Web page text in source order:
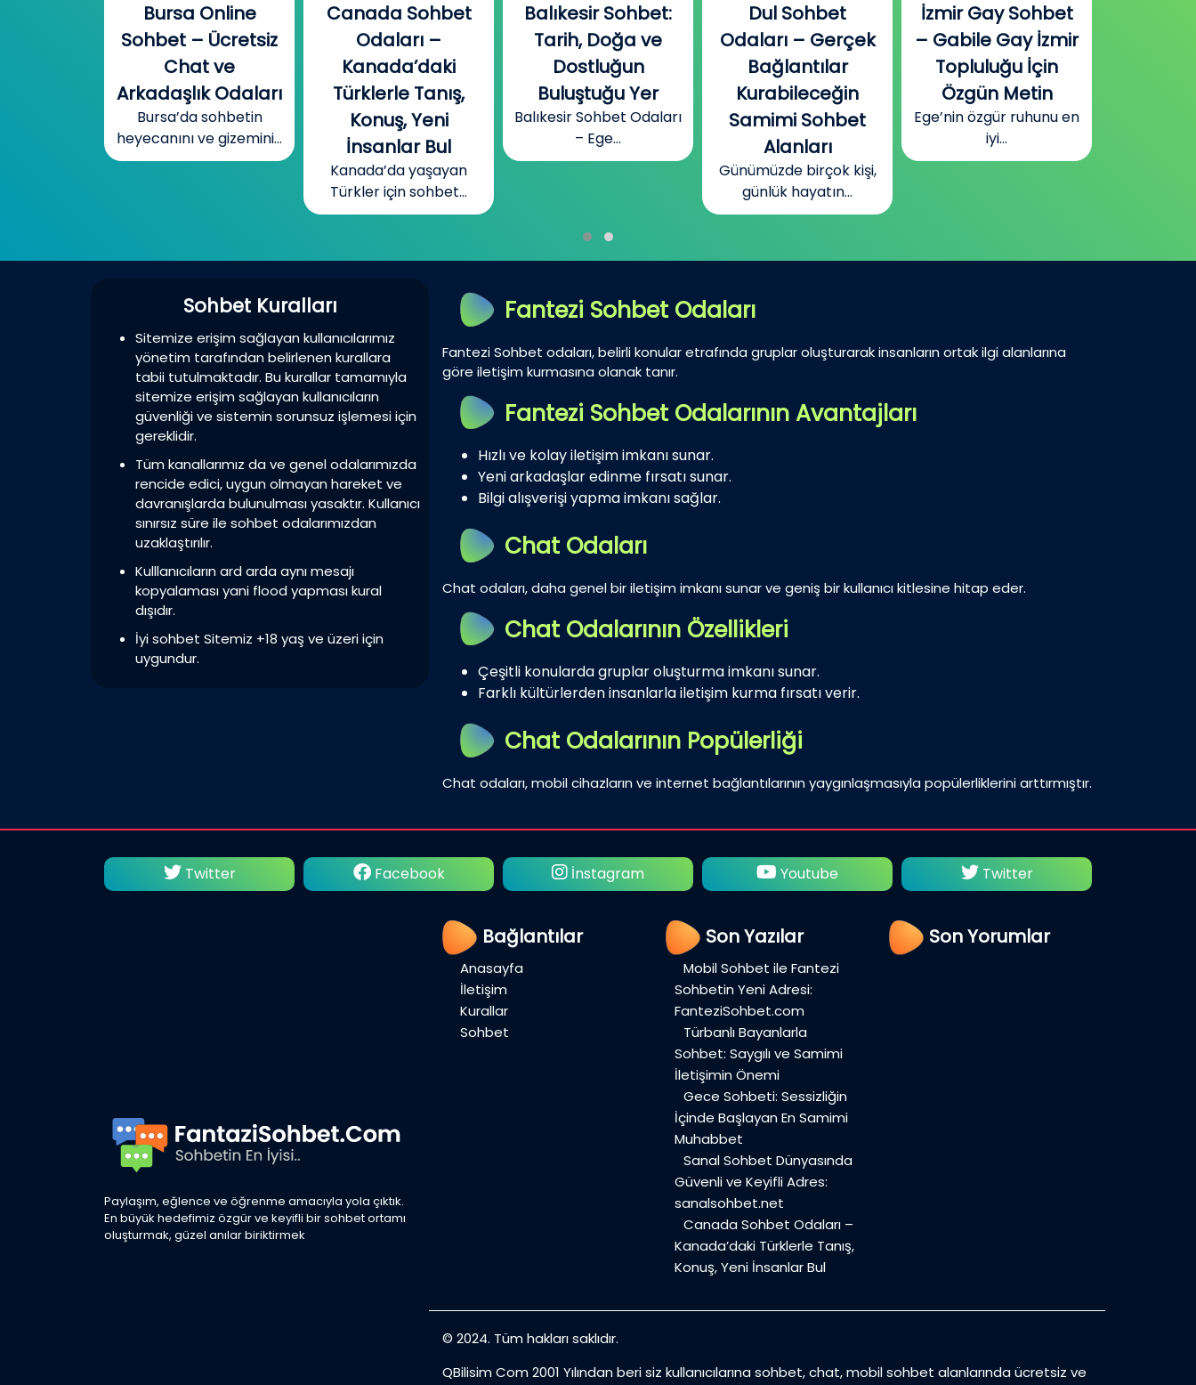
Bursa Online
Sohbet – Ücretsiz
Chat ve
Arkadaşlık Odaları
Bursa’da sohbetin
heyecanını ve gizemini...
Canada Sohbet
Odaları –
Kanada’daki
Türklerle Tanış,
Konuş, Yeni
İnsanlar Bul
Kanada’da yaşayan
Türkler için sohbet...
Balıkesir Sohbet:
Tarih, Doğa ve
Dostluğun
Buluştuğu Yer
Balıkesir Sohbet Odaları
– Ege...
Dul Sohbet
Odaları – Gerçek
Bağlantılar
Kurabileceğin
Samimi Sohbet
Alanları
Günümüzde birçok kişi,
günlük hayatın...
İzmir Gay Sohbet
– Gabile Gay İzmir
Topluluğu İçin
Özgün Metin
Ege’nin özgür ruhunu en
iyi...
Sohbet Kuralları
Sitemize erişim sağlayan kullanıcılarımız
yönetim tarafından belirlenen kurallara
tabii tutulmaktadır. Bu kurallar tamamıyla
sitemize erişim sağlayan kullanıcıların
güvenliği ve sistemin sorunsuz işlemesi için
gereklidir.
Tüm kanallarımız da ve genel odalarımızda
rencide edici, uygun olmayan hareket ve
davranışlarda bulunulması yasaktır. Kullanıcı
sınırsız süre ile sohbet odalarımızdan
uzaklaştırılır.
Kulllanıcıların ard arda aynı mesajı
kopyalaması yani flood yapması kural
dışıdır.
İyi sohbet Sitemiz +18 yaş ve üzeri için
uygundur.
Fantezi Sohbet Odaları
Fantezi Sohbet odaları, belirli konular etrafında gruplar oluşturarak insanların ortak ilgi alanlarına
göre iletişim kurmasına olanak tanır.
Fantezi Sohbet Odalarının Avantajları
Hızlı ve kolay iletişim imkanı sunar.
Yeni arkadaşlar edinme fırsatı sunar.
Bilgi alışverişi yapma imkanı sağlar.
Chat Odaları
Chat odaları, daha genel bir iletişim imkanı sunar ve geniş bir kullanıcı kitlesine hitap eder.
Chat Odalarının Özellikleri
Çeşitli konularda gruplar oluşturma imkanı sunar.
Farklı kültürlerden insanlarla iletişim kurma fırsatı verir.
Chat Odalarının Popülerliği
Chat odaları, mobil cihazların ve internet bağlantılarının yaygınlaşmasıyla popülerliklerini arttırmıştır.
Twitter Facebook İnstagram Youtube Twitter
Paylaşım, eğlence ve öğrenme amacıyla yola çıktık.
En büyük hedefimiz özgür ve keyifli bir sohbet ortamı
oluşturmak, güzel anılar biriktirmek
Bağlantılar
Anasayfa
İletişim
Kurallar
Sohbet
Son Yazılar
Mobil Sohbet ile Fantezi
Sohbetin Yeni Adresi:
FanteziSohbet.com
Türbanlı Bayanlarla
Sohbet: Saygılı ve Samimi
İletişimin Önemi
Gece Sohbeti: Sessizliğin
İçinde Başlayan En Samimi
Muhabbet
Sanal Sohbet Dünyasında
Güvenli ve Keyifli Adres:
sanalsohbet.net
Canada Sohbet Odaları –
Kanada’daki Türklerle Tanış,
Konuş, Yeni İnsanlar Bul
Son Yorumlar
© 2024. Tüm hakları saklıdır.
QBilisim Com 2001 Yılından beri siz kullanıcılarına sohbet, chat, mobil sohbet alanlarında ücretsiz ve